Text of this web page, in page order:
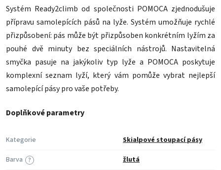
Systém Ready2climb od společnosti POMOCA zjednodušuje
přípravu samolepících pásů na lyže. Systém umožňuje rychlé
přizpůsobení: pás může být přizpůsoben konkrétním lyžím za
pouhé dvě minuty bez speciálních nástrojů. Nastavitelná
smyčka pasuje na jakýkoliv typ lyže a POMOCA poskytuje
komplexní seznam lyží, který vám pomůže vybrat nejlepší
samolepící pásy pro vaše potřeby.
Doplňkové parametry
Kategorie Skialpové stoupací pásy
?
Barva žlutá